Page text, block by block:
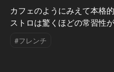
カフェのようにみえて本格
ストロは驚くほどの常習性
#フレンチ